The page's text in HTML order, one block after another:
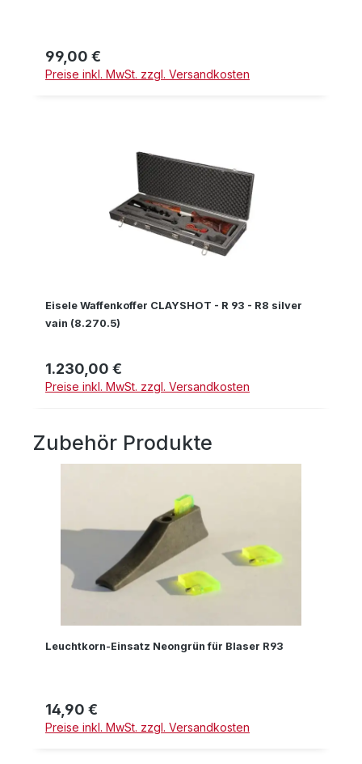
Regulärer Preis:
99,00 €
Preise inkl. MwSt. zzgl. Versandkosten
Eisele Waffenkoffer CLAYSHOT - R 93 - R8 silver
vain (8.270.5)
Regulärer Preis:
1.230,00 €
Preise inkl. MwSt. zzgl. Versandkosten
Produktgalerie überspringen
Zubehör Produkte
Leuchtkorn-Einsatz Neongrün für Blaser R93
Regulärer Preis:
14,90 €
Preise inkl. MwSt. zzgl. Versandkosten